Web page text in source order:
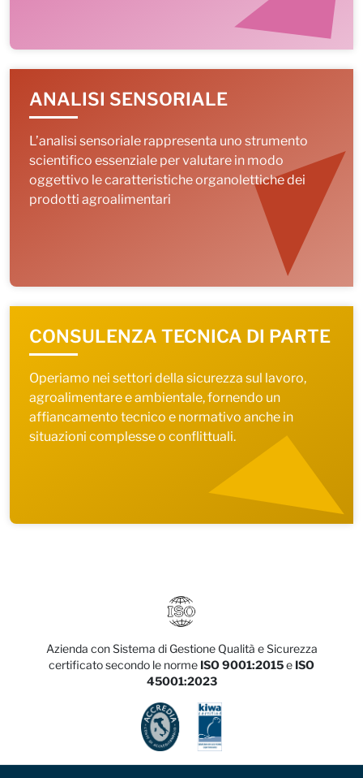
ANALISI SENSORIALE
L’analisi sensoriale rappresenta uno strumento
scientifico essenziale per valutare in modo
oggettivo le caratteristiche organolettiche dei
prodotti agroalimentari
CONSULENZA TECNICA DI PARTE
Operiamo nei settori della sicurezza sul lavoro,
agroalimentare e ambientale, fornendo un
affiancamento tecnico e normativo anche in
situazioni complesse o conflittuali.
Azienda con Sistema di Gestione Qualità e Sicurezza
certificato secondo le norme ISO 9001:2015e ISO
45001:2023